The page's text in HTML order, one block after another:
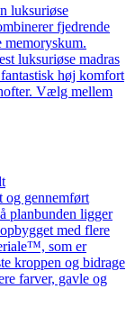
luksuriøse
fjedrende
luksuriøse madras
høj komfort
Vælg mellem
og gennemført
planbunden ligger
med flere
som er
kroppen og bidrage
farver, gavle og